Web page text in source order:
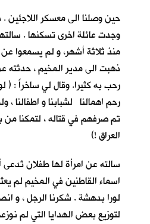
حين وصلنا الى معسكر اللاجئين
وجدت عائلة اخرى تسكنها .
منذ ثلاثة أشهر، و لم يسمعوا عن
ذهبت الى مدير المخيم ، حدثته
رحب به كثيرا. وقال لي ساخراً :
رحم اهمالنا لشبابنا و اطفالنا
تم صرفهم في قتاله ، لتمكنا من
العراق !)
سالته عن امرأة لها طفلان
اسماء القاطنين في المخيم لم
لورا بدهشة . شكرنا الرجل ، و
لتوزيع بعض الهدايا التي لم